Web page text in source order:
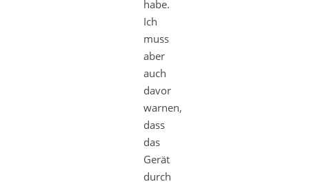
habe.
Ich
muss
aber
auch
davor
warnen,
dass
das
Gerät
durch